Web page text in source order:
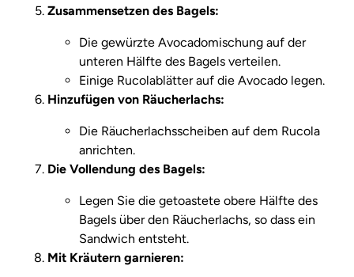
Zusammensetzen des Bagels:
Die gewürzte Avocadomischung auf der
unteren Hälfte des Bagels verteilen.
Einige Rucolablätter auf die Avocado legen.
Hinzufügen von Räucherlachs:
Die Räucherlachsscheiben auf dem Rucola
anrichten.
Die Vollendung des Bagels:
Legen Sie die getoastete obere Hälfte des
Bagels über den Räucherlachs, so dass ein
Sandwich entsteht.
Mit Kräutern garnieren: